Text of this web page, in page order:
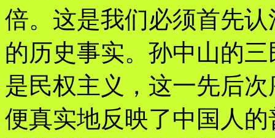
倍。这是我们必须首先认
的历史事实。孙中山的
是民权主义，这一先后次
便真实地反映了中国人